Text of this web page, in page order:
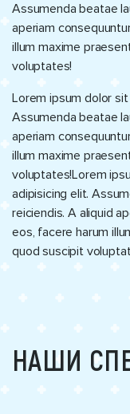
Assumenda beatae
aperiam
illum maxime
voluptates!
Lorem ipsum dolor
Assumenda beatae
aperiam
illum maxime
voluptates!Lorem
adipisicing elit.
reiciendis. A aliquid
eos, facere harum
quod suscipit
НАШИ